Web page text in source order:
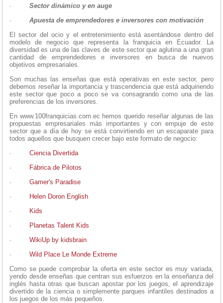
· Sector dinámico y en auge
· Apuesta de emprendedores e inversores con motivación
El sector del ocio y el entretenimiento está asentándose dentro del
modelo de negocio que representa la franquicia en Ecuador. La
diversidad es una de las claves de este sector que aglutina a una gran
cantidad de emprendedores e inversores en busca de nuevos
objetivos empresariales.
Son muchas las enseñas que está operativas en este sector, pero
debemos reseñar la importancia y trascendencia que está adquiriendo
este sector que poco a poco se va consagrando como una de las
preferencias de los inversores.
En www.100franquicias.com.ec hemos querido reseñar algunas de las
propuestas empresariales más importantes y con empuje de este
sector que a día de hoy se está convirtiendo en un escaparate para
todos aquellos que busquen crecer bajo este formato de negocio:
· Ciencia Divertida
·
Fábrica de Pilotos
· Gamer's Paradise
·
Helen Doron English
·
Kids
·
Planetas Talent Kids
· WikiUp by kidsbrain
· Wild Place Le Monde Extreme
Como se puede comprobar la oferta en este sector es muy variada,
yendo desde enseñas que centran sus esfuerzos en la enseñanza del
inglés hasta otras que buscan apostar por los juegos, el aprendizaje
divertido de la ciencia o simplemente parques infantiles destinados a
los juegos de los más pequeños.